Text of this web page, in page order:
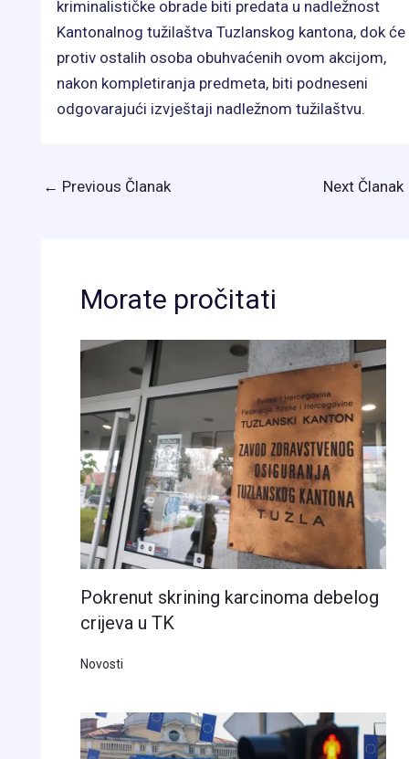
kriminalističke obrade biti predata u nadležnost
Kantonalnog tužilaštva Tuzlanskog kantona, dok će
protiv ostalih osoba obuhvaćenih ovom akcijom,
nakon kompletiranja predmeta, biti podneseni
odgovarajući izvještaji nadležnom tužilaštvu.
← Previous Članak Next Članak
Morate pročitati
Pokrenut skrining karcinoma debelog
crijeva u TK
Novosti